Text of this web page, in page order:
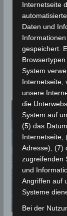
27. April 2020
INM,
In einigen
Stunden
und Montag,
Internetseite
Daten und
gespeichert.
System
Internetseite,
unsere
die
System auf
(5) das
Internetseite,
Adresse), (7)
zugreifenden
und
Angriffen auf
Systeme
Bei der